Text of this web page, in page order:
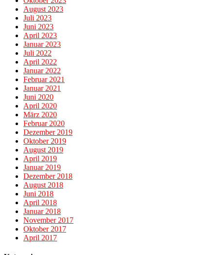
August 2023
Juli 2023
Juni 2023
April 2023
Januar 2023
Juli 2022
April 2022
Januar 2022
Februar 2021
Januar 2021
Juni 2020
April 2020
März 2020
Februar 2020
Dezember 2019
Oktober 2019
August 2019
April 2019
Januar 2019
Dezember 2018
August 2018
Juni 2018
April 2018
Januar 2018
November 2017
Oktober 2017
April 2017